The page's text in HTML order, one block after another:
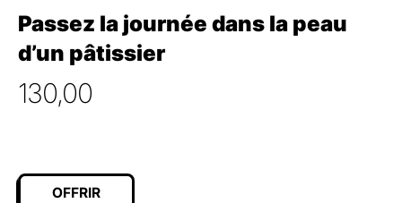
Passez la journée dans la peau
d’un pâtissier
130,00
OFFRIR